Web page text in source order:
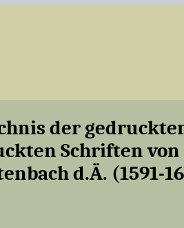
der
Schriften von
d.Ä. (1591-